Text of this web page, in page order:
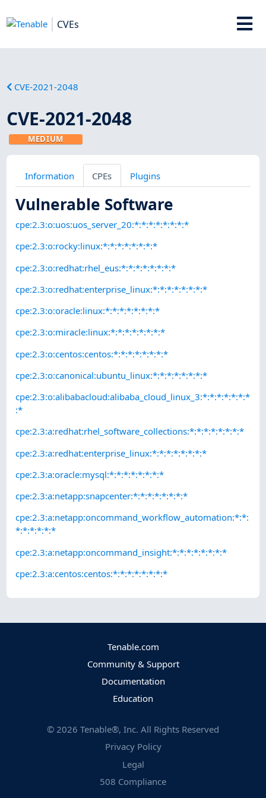
CVEs
CVE-2021-2048
CVE-2021-2048
MEDIUM
Information CPEs Plugins
Vulnerable Software
cpe:2.3:o:uos:uos_server_20:*:*:*:*:*:*:*:*
cpe:2.3:o:rocky:linux:*:*:*:*:*:*:*:*
cpe:2.3:o:redhat:rhel_eus:*:*:*:*:*:*:*:*
cpe:2.3:o:redhat:enterprise_linux:*:*:*:*:*:*:*:*
cpe:2.3:o:oracle:linux:*:*:*:*:*:*:*:*
cpe:2.3:o:miracle:linux:*:*:*:*:*:*:*:*
cpe:2.3:o:centos:centos:*:*:*:*:*:*:*:*
cpe:2.3:o:canonical:ubuntu_linux:*:*:*:*:*:*:*:*
cpe:2.3:o:alibabacloud:alibaba_cloud_linux_3:*:*:*:*:*:*:*
:*
cpe:2.3:a:redhat:rhel_software_collections:*:*:*:*:*:*:*:*
cpe:2.3:a:redhat:enterprise_linux:*:*:*:*:*:*:*:*
cpe:2.3:a:oracle:mysql:*:*:*:*:*:*:*:*
cpe:2.3:a:netapp:snapcenter:*:*:*:*:*:*:*:*
cpe:2.3:a:netapp:oncommand_workflow_automation:*:*:
*:*:*:*:*:*
cpe:2.3:a:netapp:oncommand_insight:*:*:*:*:*:*:*:*
cpe:2.3:a:centos:centos:*:*:*:*:*:*:*:*
Tenable.com
Community & Support
Documentation
Education
© 2026 Tenable®, Inc. All Rights Reserved
Privacy Policy
Legal
508 Compliance